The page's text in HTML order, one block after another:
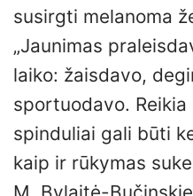
susirgti melanoma
„Jaunimas
laiko: žaisdavo,
sportuodavo.
spinduliai gali būti
kaip ir rūkymas